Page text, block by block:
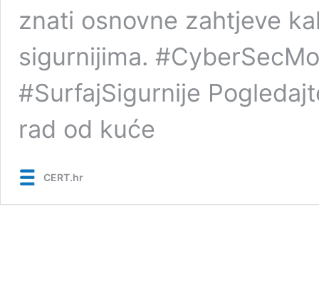
znati osnovne zahtjeve
sigurnijima.
#SurfajSigurnije
rad od kuće
CERT.hr